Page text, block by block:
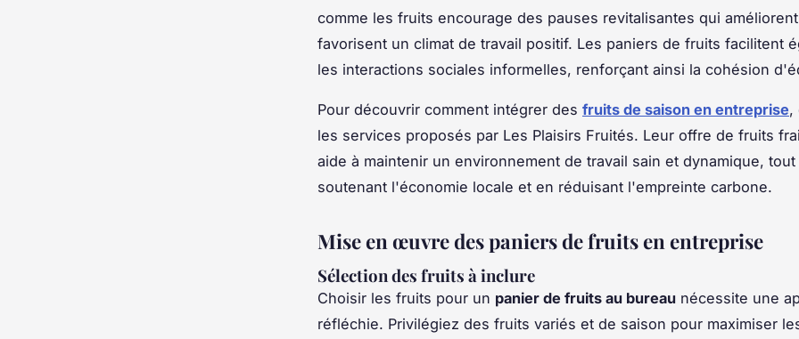
comme les fruits encourage des pauses revitalisantes qui
favorisent un climat de travail positif. Les paniers de fruits facilitent
les interactions sociales informelles, renforçant ainsi la cohésion
Pour découvrir comment intégrer des fruits de saison en entreprise,
les services proposés par Les Plaisirs Fruités. Leur offre de fruits
aide à maintenir un environnement de travail sain et dynamique, tout
soutenant l'économie locale et en réduisant l'empreinte carbone.
Mise en œuvre des paniers de fruits en entreprise
Sélection des fruits à inclure
Choisir les fruits pour un panier de fruits au bureau nécessite une
réfléchie. Privilégiez des fruits variés et de saison pour maximiser